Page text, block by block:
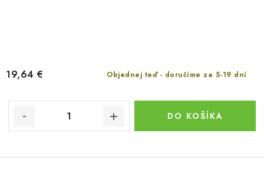
Objednej teď - doručíme za 5-19 dní
19,64 €
DO KOŠÍKA